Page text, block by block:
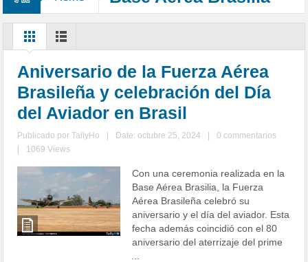
Aniversario de la Fuerza Aérea
Brasileña y celebración del Día
del Aviador en Brasil
Publicado porTallyHo Date: octubre 25, 2024
0 commentarios
1069 Views
Con una ceremonia realizada en la
Base Aérea Brasilia, la Fuerza
Aérea Brasileña celebró su
aniversario y el día del aviador. Esta
fecha además coincidió con el 80
aniversario del aterrizaje del prime
...